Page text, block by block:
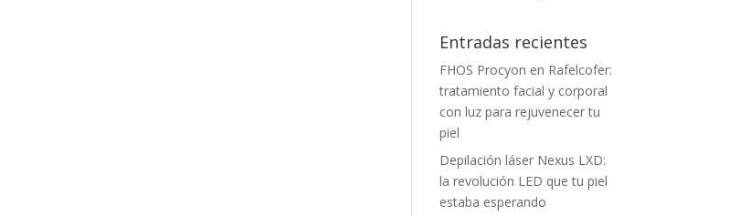
Entradas recientes
FHOS Procyon en Rafelcofer:
tratamiento facial y corporal
con luz para rejuvenecer tu
piel
Depilación láser Nexus LXD:
la revolución LED que tu piel
estaba esperando